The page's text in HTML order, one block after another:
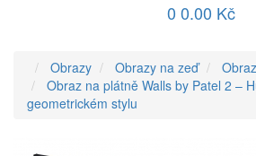
0 0.00 Kč
Obrazy Obrazy na zeď
Obraz na plátně Walls by Patel 2 –
geometrickém stylu